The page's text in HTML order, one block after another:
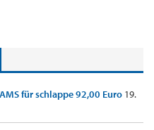
für schlappe 92,00 Euro 19.